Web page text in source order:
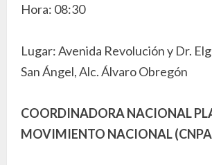
Hora: 08:30
Lugar: Avenida Revolución y Dr.
San Ángel, Alc. Álvaro Obregón
COORDINADORA NACIONAL
MOVIMIENTO NACIONAL